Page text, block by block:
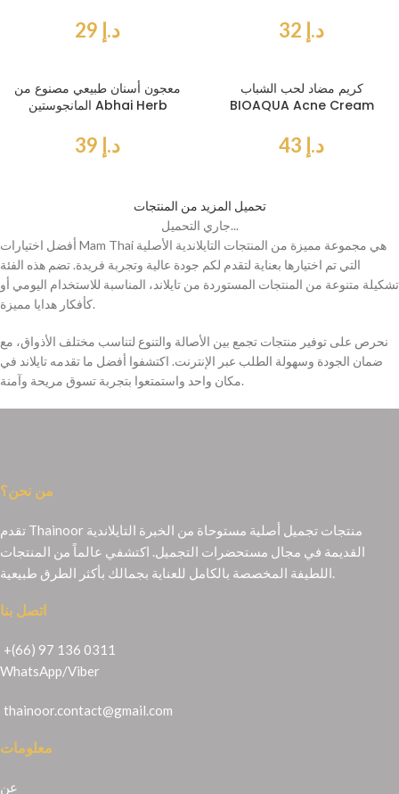
د.إ د.إ
معجون أسنان طبيعي مصنوع من
المانجوستين Abhai Herb
د.إ
كريم مضاد لحب الشباب
BIOAQUA Acne Cream
د.إ
تحميل المزيد من المنتجات
جاري التحميل...
أفضل اختيارات Mam Thai هي مجموعة مميزة من المنتجات التايلاندية الأصلية
التي تم اختيارها بعناية لتقدم لكم جودة عالية وتجربة فريدة. تضم هذه الفئة
تشكيلة متنوعة من المنتجات المستوردة من تايلاند، المناسبة للاستخدام اليومي أو
كأفكار هدايا مميزة.
نحرص على توفير منتجات تجمع بين الأصالة والتنوع لتناسب مختلف الأذواق، مع
ضمان الجودة وسهولة الطلب عبر الإنترنت. اكتشفوا أفضل ما تقدمه تايلاند في
مكان واحد واستمتعوا بتجربة تسوق مريحة وآمنة.
من نحن؟
تقدم Thainoor منتجات تجميل أصلية مستوحاة من الخبرة التايلاندية
القديمة في مجال مستحضرات التجميل. اكتشفي عالماً من المنتجات
اللطيفة المخصصة بالكامل للعناية بجمالك بأكثر الطرق طبيعية.
اتصل بنا
+(66) 97 136 0311
WhatsApp/Viber
thainoor.contact@gmail.com
معلومات
عن